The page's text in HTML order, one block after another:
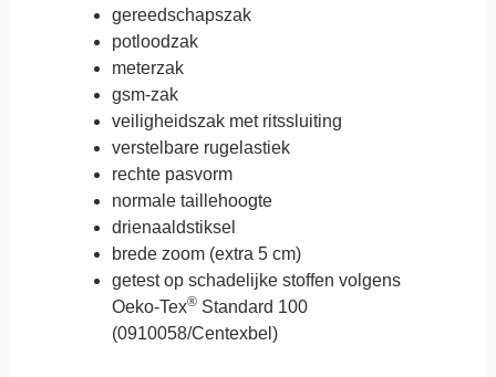
gereedschapszak
potloodzak
meterzak
gsm-zak
veiligheidszak met ritssluiting
verstelbare rugelastiek
rechte pasvorm
normale taillehoogte
drienaaldstiksel
brede zoom (extra 5 cm)
getest op schadelijke stoffen volgens
Oeko-Tex®Standard 100
(0910058/Centexbel)